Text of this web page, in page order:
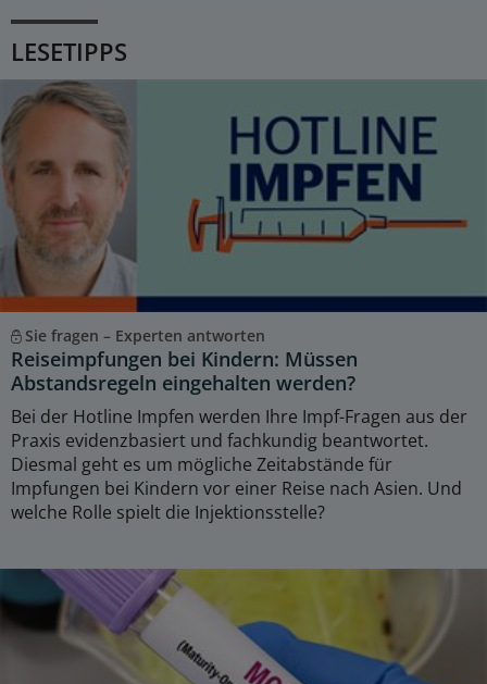
LESETIPPS
Sie fragen – Experten antworten
Reiseimpfungen bei Kindern: Müssen
Abstandsregeln eingehalten werden?
Bei der Hotline Impfen werden Ihre Impf-Fragen aus der
Praxis evidenzbasiert und fachkundig beantwortet.
Diesmal geht es um mögliche Zeitabstände für
Impfungen bei Kindern vor einer Reise nach Asien. Und
welche Rolle spielt die Injektionsstelle?